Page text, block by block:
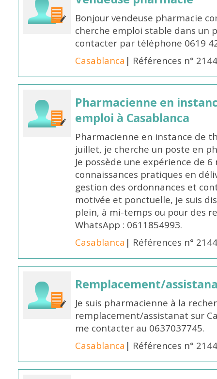
Bonjour vendeuse pharmacie
cherche emploi stable dans un
contacter par téléphone 0619
Casablanca | Références n°
Pharmacienne en
emploi à Casablanca
Pharmacienne en instance de
juillet, je cherche un poste en
Je possède une expérience de
connaissances pratiques en
gestion des ordonnances et
motivée et ponctuelle, je suis
plein, à mi-temps ou pour des
WhatsApp : 0611854993.
Casablanca | Références n°
Remplacement/
Je suis pharmacienne à la
remplacement/assistanat sur
me contacter au 0637037745.
Casablanca | Références n°